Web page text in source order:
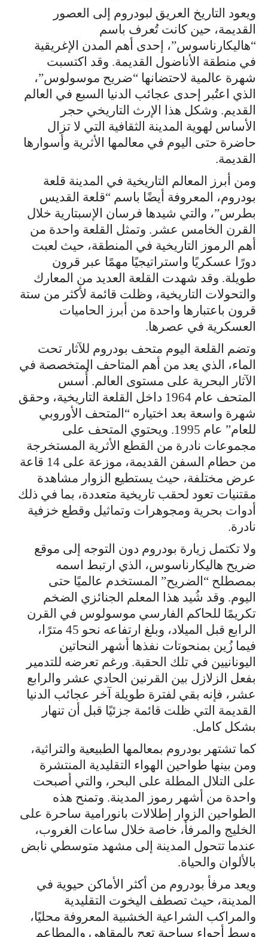
ويعود التاريخ العريق لبودروم إلى العصور
القديمة، حين كانت تُعرف باسم
“هاليكارناسوس”، إحدى أهم المدن الإغريقية
في منطقة الأناضول القديمة. وقد اكتسبت
شهرة عالمية لاحتضانها “ضريح موسولوس”،
الذي اعتُبر إحدى عجائب الدنيا السبع في العالم
القديم. وشكل هذا الإرث التاريخي حجر
الأساس لهوية المدينة الثقافية التي لا تزال
حاضرة حتى اليوم في معالمها الأثرية وأسوارها
القديمة.
ومن أبرز المعالم التاريخية في المدينة قلعة
بودروم، المعروفة أيضًا باسم “قلعة القديس
بطرس”، والتي شيدها فرسان الإسبتارية خلال
القرن الخامس عشر. وتمثل القلعة واحدة من
أهم الرموز التاريخية في المنطقة، حيث لعبت
دورًا عسكريًا واستراتيجيًا مهمًا عبر قرون
طويلة. وقد شهدت القلعة العديد من المعارك
والتحولات التاريخية، وظلت قائمة لأكثر من ستة
قرون باعتبارها واحدة من أبرز الحاميات
العسكرية في عصرها.
وتضم القلعة اليوم متحف بودروم للآثار تحت
الماء، الذي يعد من أهم المتاحف المتخصصة في
الآثار البحرية على مستوى العالم. أُسس
المتحف عام 1964 داخل القلعة التاريخية، وحقق
شهرة واسعة بعد اختياره “المتحف الأوروبي
للعام” عام 1995. ويحتوي المتحف على
مجموعات نادرة من القطع الأثرية المستخرجة
من حطام السفن القديمة، موزعة على 14 قاعة
عرض مختلفة، حيث يستطيع الزوار مشاهدة
مقتنيات تعود لحقب تاريخية متعددة، بما في ذلك
أدوات بحرية ومجوهرات وتماثيل وقطع خزفية
نادرة.
ولا تكتمل زيارة بودروم دون التوجه إلى موقع
ضريح هاليكارناسوس، الذي ارتبط اسمه
بمصطلح “الضريح” المستخدم عالميًا حتى
اليوم. وقد شُيد هذا المعلم الجنائزي الضخم
تكريمًا للحاكم الفارسي موسولوس في القرن
الرابع قبل الميلاد، وبلغ ارتفاعه نحو 45 مترًا،
فيما زُين بمنحوتات نفذها أشهر النحاتين
اليونانيين في تلك الحقبة. ورغم تعرضه للتدمير
بفعل الزلازل بين القرنين الحادي عشر والرابع
عشر، فإنه بقي لفترة طويلة آخر عجائب الدنيا
القديمة التي ظلت قائمة جزئيًا قبل أن تنهار
بشكل كامل.
كما تشتهر بودروم بمعالمها الطبيعية والتراثية،
ومن بينها طواحين الهواء التقليدية المنتشرة
على التلال المطلة على البحر، والتي أصبحت
واحدة من أشهر رموز المدينة. وتمنح هذه
الطواحين الزوار إطلالات بانورامية ساحرة على
الخليج والمرفأ، خاصة خلال ساعات الغروب،
عندما تتحول المدينة إلى مشهد متوسطي نابض
بالألوان والحياة.
ويعد مرفأ بودروم من أكثر الأماكن حيوية في
المدينة، حيث تصطف اليخوت التقليدية
والمراكب الشراعية الخشبية المعروفة محليًا،
وسط أجواء سياحية تعج بالمقاهي والمطاعم